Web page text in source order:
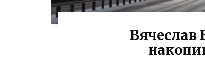
Вячеслав